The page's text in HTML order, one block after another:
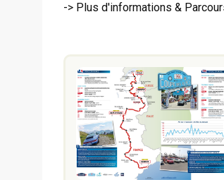
-> Plus d'informations &